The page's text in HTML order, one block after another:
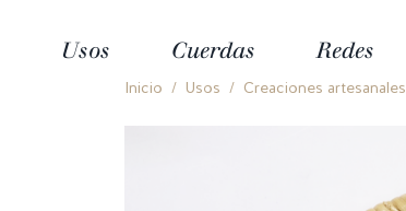
Usos Cuerdas Redes
Inicio Usos Creaciones artesanales